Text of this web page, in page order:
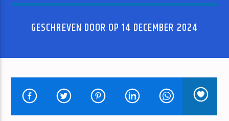
HUIDIG NUMMER
ADIEU SWEET BAHNHOF
THE NITS
GESCHREVEN DOOR OP 14 DECEMBER 2024